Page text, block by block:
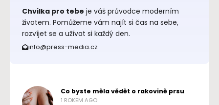
Chvilka pro tebe je váš průvodce moderním
životem. Pomůžeme vám najít si čas na sebe,
rozvíjet se a užívat si každý den.
info@press-media.cz
Co byste měla vědět o rakovině prsu
1 ROKEM AGO